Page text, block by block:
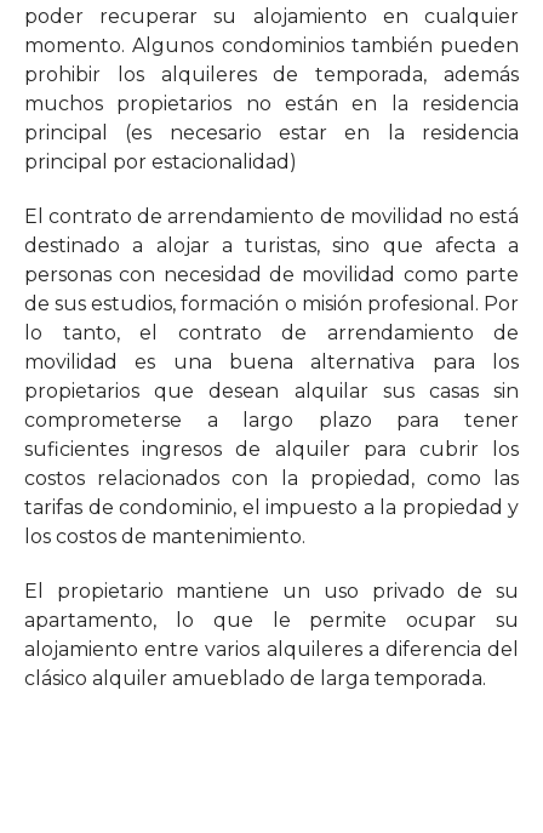
poder recuperar su alojamiento en cualquier
momento. Algunos condominios también pueden
prohibir los alquileres de temporada, además
muchos propietarios no están en la residencia
principal (es necesario estar en la residencia
principal por estacionalidad)
El contrato de arrendamiento de movilidad no está
destinado a alojar a turistas, sino que afecta a
personas con necesidad de movilidad como parte
de sus estudios, formación o misión profesional. Por
lo tanto, el contrato de arrendamiento de
movilidad es una buena alternativa para los
propietarios que desean alquilar sus casas sin
comprometerse a largo plazo para tener
suficientes ingresos de alquiler para cubrir los
costos relacionados con la propiedad, como las
tarifas de condominio, el impuesto a la propiedad y
los costos de mantenimiento.
El propietario mantiene un uso privado de su
apartamento, lo que le permite ocupar su
alojamiento entre varios alquileres a diferencia del
clásico alquiler amueblado de larga temporada.